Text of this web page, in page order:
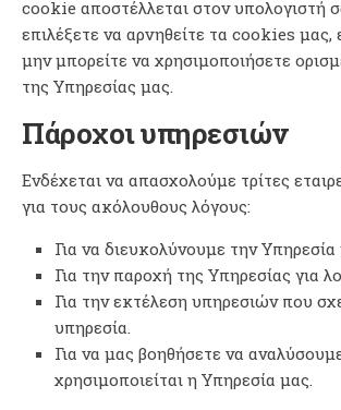
cookie αποστέλλεται στον υπολογιστή
επιλέξετε να αρνηθείτε τα cookies μας,
μην μπορείτε να χρησιμοποιήσετε
της Υπηρεσίας μας.
Πάροχοι υπηρεσιών
Ενδέχεται να απασχολούμε τρίτες
για τους ακόλουθους λόγους:
Για να διευκολύνουμε την Υπηρεσία
Για την παροχή της Υπηρεσίας για
Για την εκτέλεση υπηρεσιών που
υπηρεσία.
Για να μας βοηθήσετε να
χρησιμοποιείται η Υπηρεσία μας.